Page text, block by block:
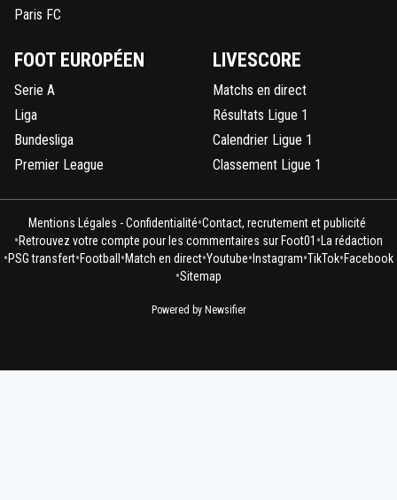
Paris FC
FOOT EUROPÉEN
Serie A
Liga
Bundesliga
Premier League
LIVESCORE
Matchs en direct
Résultats Ligue 1
Calendrier Ligue 1
Classement Ligue 1
Mentions Légales - Confidentialité•Contact, recrutement et publicité
•Retrouvez votre compte pour les commentaires sur Foot01 •La rédaction
•PSG transfert•Football •Match en direct•Youtube• Instagram•TikTok•Facebook
•Sitemap
Powered by Newsifier